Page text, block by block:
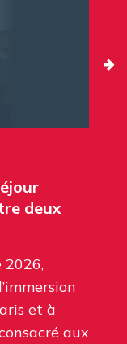
deux
2026,
et à
aux